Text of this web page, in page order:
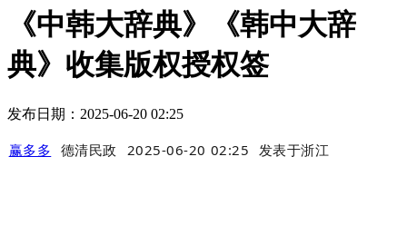
《中韩大辞典》《韩中大辞
典》收集版权授权签
发布日期：2025-06-20 02:25
赢多多 德清民政 2025-06-20 02:25 发表于浙江